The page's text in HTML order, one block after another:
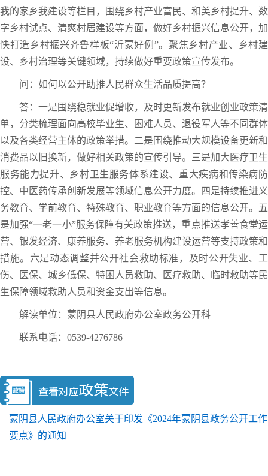
我的家乡我建设等栏目，围绕乡村产业富民、和美乡村提升、数
字乡村试点、清爽村居建设等方面，做好乡村振兴信息公开，加
快打造乡村振兴齐鲁样板“沂蒙好例”。聚焦乡村产业、乡村建
设、乡村治理等关键领域，持续做好重要政策宣传发布。
问：如何以公开助推人民群众生活品质提高？
答：一是围绕稳就业促增收，及时更新发布就业创业政策清
单，分类梳理面向高校毕业生、困难人员、退役军人等不同群体
以及各类经营主体的政策举措。二是围绕推动大规模设备更新和
消费品以旧换新，做好相关政策的宣传引导。三是加大医疗卫生
服务能力提升、乡村卫生服务体系建设、重大疾病和传染病防
控、中医药传承创新发展等领域信息公开力度。四是持续推进义
务教育、学前教育、特殊教育、职业教育等方面的信息公开。五
是加强“一老一小”服务保障有关政策推送，重点推送孝善食堂运
营、银发经济、康养服务、养老服务机构建设运营等支持政策和
措施。六是动态调整并公开社会救助标准，及时公开失业、工
伤、医保、城乡低保、特困人员救助、医疗救助、临时救助等民
生保障领域救助人员和资金支出等信息。
解读单位：蒙阴县人民政府办公室政务公开科
联系电话：0539-4276786
蒙阴县人民政府办公室关于印发《2024年蒙阴县政务公开工作
要点》的通知